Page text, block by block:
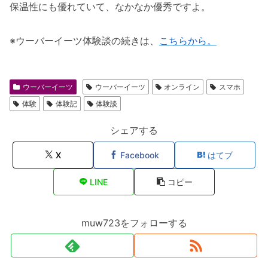
保温性にも優れていて、なかなか優秀ですよ。
※ウーバーイーツ体験談の続きは、 こちらから。
ウーバーイーツ ウーバーイーツ オンライン
スマホ
体験
体験記 体験談
シェアする
X Facebook はてブ
LINE コピー
muw723をフォローする